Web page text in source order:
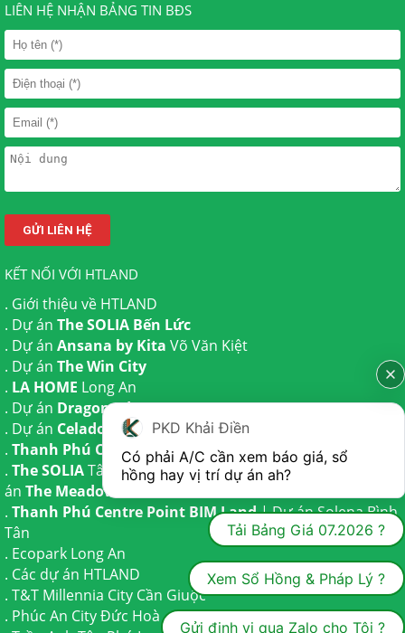
LIÊN HỆ NHẬN BẢNG TIN BĐS
KẾT NỐI VỚI HTLAND
. Giới thiệu về HTLAND
. Dự án The SOLIA Bến Lức
. Dự án Ansana by Kita Võ Văn Kiệt
. Dự án The Win City
. LA HOME Long An
. Dự án Dragon Eden Long An
. Dự án Celadon City
Tân Phú
. Thanh Phú Centre PointBến Lức
. The SOLIATây Ninh | Dự ánThe AGULATrần Anh và Dự
án The Meadow
. Thanh Phú Centre Point BIM Land| Dự ánSolena Bình
Tân
. Ecopark Long An
. Các dự án HTLAND
. T&T Millennia City Cần Giuộc
. Phúc An CityĐức Hoà
PKD Khải Điền
Có phải A/C cần xem báo giá, sổ
hồng hay vị trí dự án ah?
Tải Bảng Giá 07.2026 ?
Xem Sổ Hồng & Pháp Lý ?
Gửi định vị qua Zalo cho Tôi ?